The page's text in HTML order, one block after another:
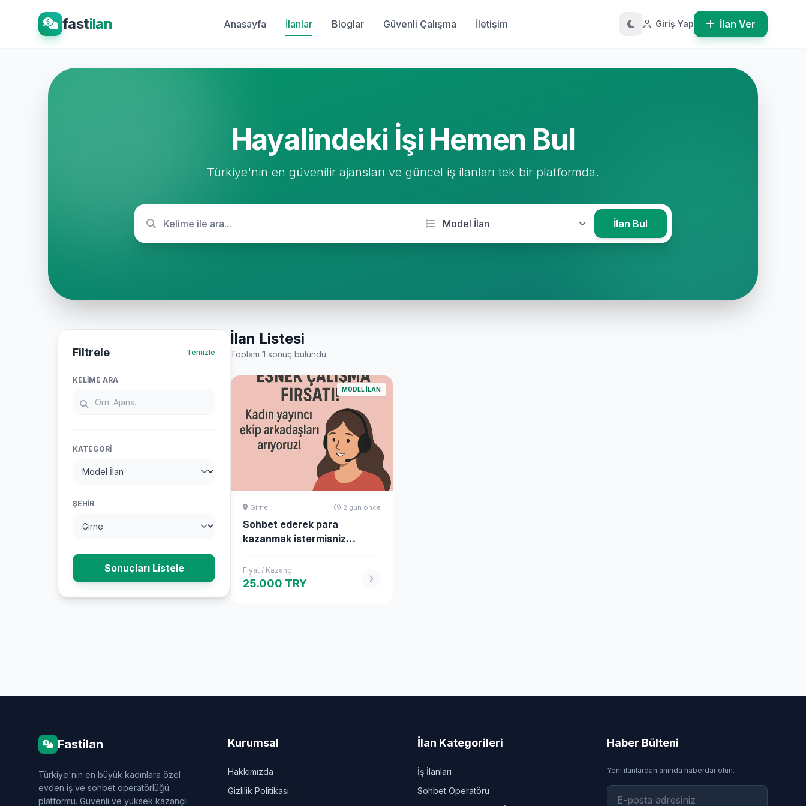
fastilan Anasayfa İlanlar Bloglar Güvenli Çalışma İletişim Giriş Yap İlan Ver
Hayalindeki İşi Hemen Bul
Türkiye'nin en güvenilir ajansları ve güncel iş ilanları tek bir platformda.
İlan Bul
Filtrele Temizle
KELIME ARA
KATEGORI
ŞEHIR
Sonuçları Listele
İlan Listesi
Toplam 1 sonuç bulundu.
MODEL İLAN
Girne 2 gün önce
Sohbet ederek para
kazanmak istermisniz
Fiyat / Kazanç
25.000 TRY
Fastilan
Türkiye'nin en büyük kadınlara özel
evden iş ve sohbet operatörlüğü
platformu. Güvenli ve yüksek kazançlı
Kurumsal
Hakkımızda
Gizlilik Politikası
İlan Kategorileri
İş İlanları
Sohbet Operatörü
Haber Bülteni
Yeni ilanlardan anında haberdar olun.